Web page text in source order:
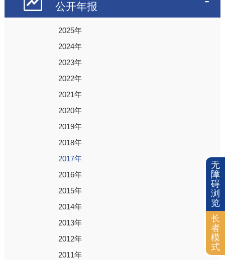
公开年报
2025年
2024年
2023年
2022年
2021年
2020年
2019年
2018年
2017年
2016年
2015年
2014年
2013年
2012年
2011年
无
障
碍
浏
览
长
者
模
式